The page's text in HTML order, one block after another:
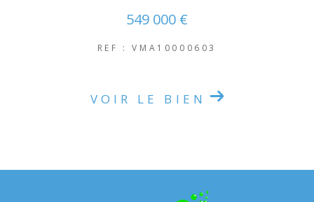
549 000 €
REF : VMA10000603
VOIR LE BIEN